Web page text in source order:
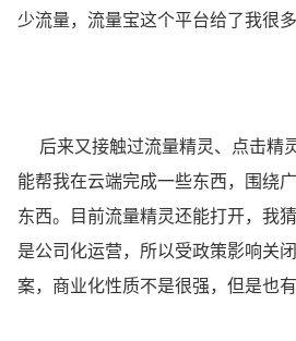
少流量，流量宝这个平台给了我很
后来又接触过流量精灵、点击精
能帮我在云端完成一些东西，围绕
东西。目前流量精灵还能打开，我
是公司化运营，所以受政策影响关
案，商业化性质不是很强，但是也有